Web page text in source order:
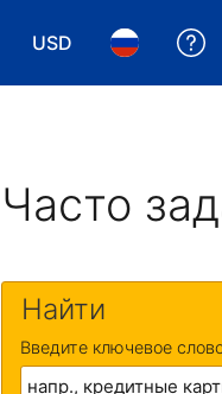
USD
ВыберитеВыберите
Часто
Найти
Введите ключевое